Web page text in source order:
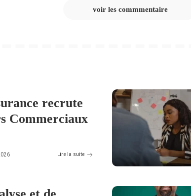
voir les commmentaire
recrute
Commerciaux
Lire la suite